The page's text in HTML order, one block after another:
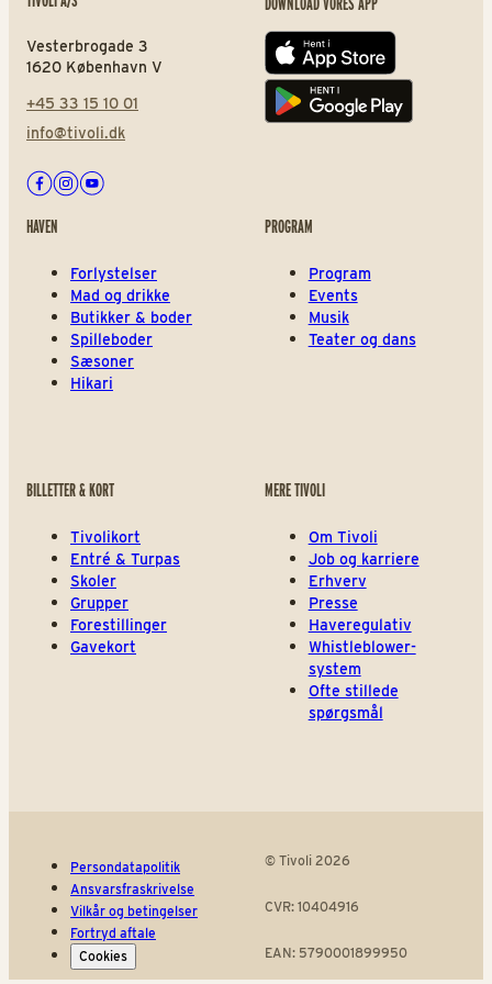
Vesterbrogade 3
1620 København V
+45 33 15 10 01
info@tivoli.dk
Facebook
Instagram
Youtube
App store
Play store
HAVEN
Forlystelser
Mad og drikke
Butikker & boder
Spilleboder
Sæsoner
Hikari
PROGRAM
Program
Events
Musik
Teater og dans
BILLETTER & KORT
Tivolikort
Entré & Turpas
Skoler
Grupper
Forestillinger
Gavekort
MERE TIVOLI
Om Tivoli
Job og karriere
Erhverv
Presse
Haveregulativ
Whistleblower-
system
Ofte stillede
spørgsmål
Persondatapolitik
Ansvarsfraskrivelse
Vilkår og betingelser
Fortryd aftale
Cookies
© Tivoli 2026
CVR: 10404916
EAN: 5790001899950